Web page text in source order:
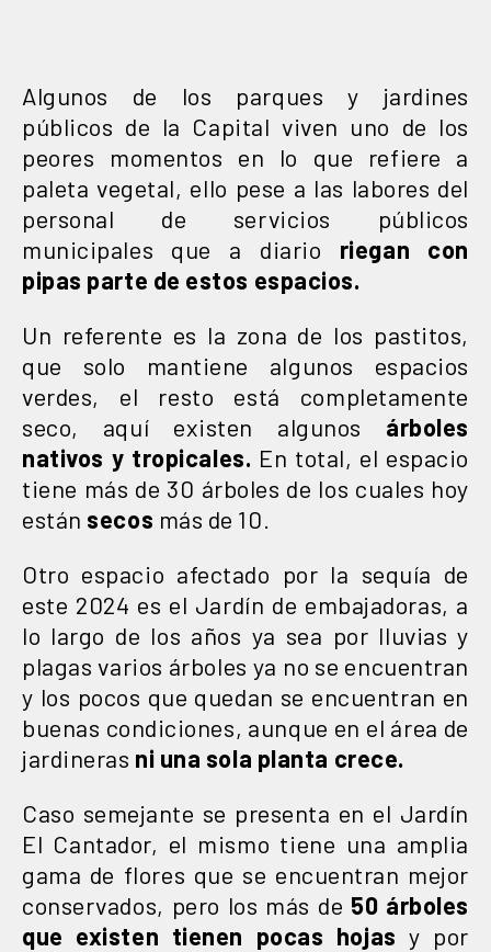
Algunos de los parques y jardines
públicos de la Capital viven uno de los
peores momentos en lo que refiere a
paleta vegetal, ello pese a las labores del
personal de servicios públicos
municipales que a diario riegan con
pipas parte de estos espacios.
Un referente es la zona de los pastitos,
que solo mantiene algunos espacios
verdes, el resto está completamente
seco, aquí existen algunos árboles
nativos y tropicales. En total, el espacio
tiene más de 30 árboles de los cuales hoy
están secos más de 10.
Otro espacio afectado por la sequía de
este 2024 es el Jardín de embajadoras, a
lo largo de los años ya sea por lluvias y
plagas varios árboles ya no se encuentran
y los pocos que quedan se encuentran en
buenas condiciones, aunque en el área de
jardineras ni una sola planta crece.
Caso semejante se presenta en el Jardín
El Cantador, el mismo tiene una amplia
gama de flores que se encuentran mejor
conservados, pero los más de 50 árboles
que existen tienen pocas hojas y por